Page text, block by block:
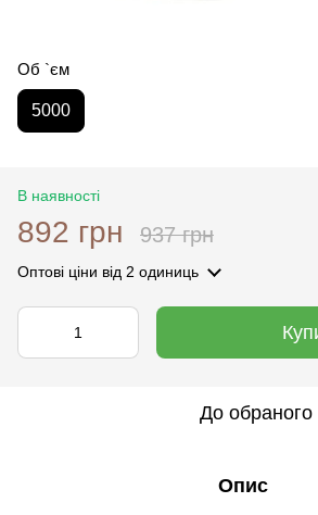
Об `єм
5000
В наявності
892 грн 937 грн
Оптові ціни від 2 одиниць
До обраного
Опис